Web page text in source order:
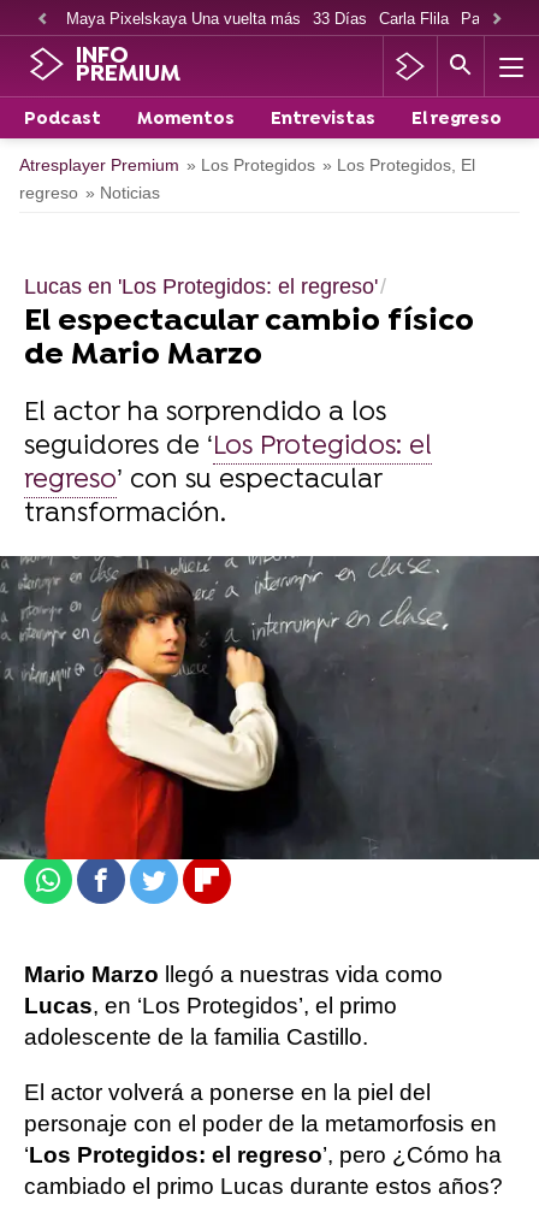
Maya Pixelskaya Una vuelta más 33 Días Carla Flila Paco
INFO
PREMIUM
Podcast Momentos Entrevistas El regreso
Atresplayer Premium » Los Protegidos » Los Protegidos, El
regreso » Noticias
Lucas en 'Los Protegidos: el regreso'
El espectacular cambio físico
de Mario Marzo
El actor ha sorprendido a los
seguidores de ‘Los Protegidos: el
regreso’ con su espectacular
transformación.
atresplayer
Madrid
Actualizado: 21 de agosto de 2021, 10:54
21 de agosto de 2021, 10:52
WhatsappFacebook
TwitterFlipboard
Mario Marzo llegó a nuestras vida como
Lucas, en ‘Los Protegidos’, el primo
adolescente de la familia Castillo.
El actor volverá a ponerse en la piel del
personaje con el poder de la metamorfosis en
‘Los Protegidos: el regreso’, pero ¿Cómo ha
cambiado el primo Lucas durante estos años?